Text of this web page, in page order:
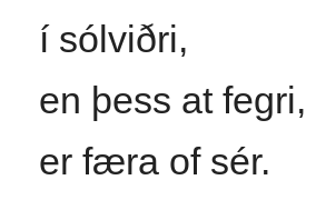
í sólviðri,
en þess at fegri,
er færa of sér.